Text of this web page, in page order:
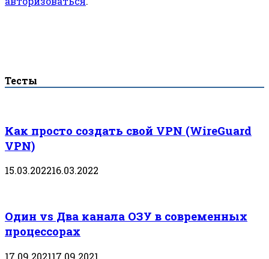
Тесты
Как просто создать свой VPN (WireGuard
VPN)
15.03.202216.03.2022
Один vs Два канала ОЗУ в современных
процессорах
17.09.202117.09.2021